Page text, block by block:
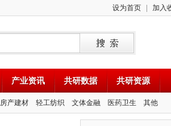
设为首页 加入
产业资讯 共研数据 共研资源
房产建材 轻工纺织 文体金融 医药卫生 其他